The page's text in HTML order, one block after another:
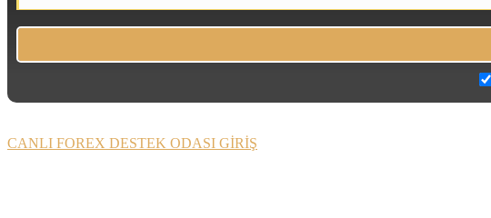
CANLI FOREX DESTEK ODASI GİRİŞ